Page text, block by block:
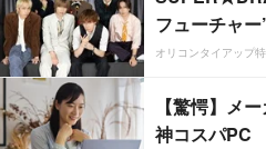
フューチャー
オリコンタイアップ
【驚愕】メ
神コスパPC